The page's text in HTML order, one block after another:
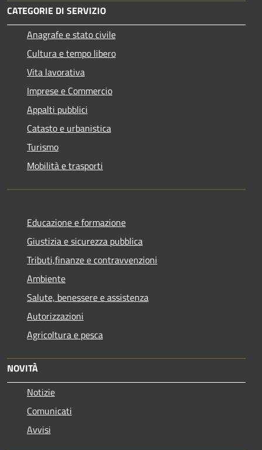
CATEGORIE DI SERVIZIO
Anagrafe e stato civile
Cultura e tempo libero
Vita lavorativa
Imprese e Commercio
Appalti pubblici
Catasto e urbanistica
Turismo
Mobilità e trasporti
Educazione e formazione
Giustizia e sicurezza pubblica
Tributi,finanze e contravvenzioni
Ambiente
Salute, benessere e assistenza
Autorizzazioni
Agricoltura e pesca
NOVITÀ
Notizie
Comunicati
Avvisi